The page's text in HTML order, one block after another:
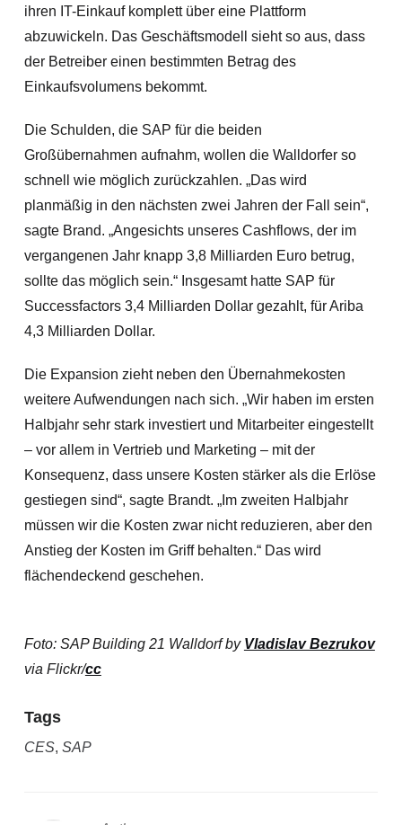
ihren IT-Einkauf komplett über eine Plattform
abzuwickeln. Das Geschäftsmodell sieht so aus, dass
der Betreiber einen bestimmten Betrag des
Einkaufsvolumens bekommt.
Die Schulden, die SAP für die beiden
Großübernahmen aufnahm, wollen die Walldorfer so
schnell wie möglich zurückzahlen. „Das wird
planmäßig in den nächsten zwei Jahren der Fall sein“,
sagte Brand. „Angesichts unseres Cashflows, der im
vergangenen Jahr knapp 3,8 Milliarden Euro betrug,
sollte das möglich sein.“ Insgesamt hatte SAP für
Successfactors 3,4 Milliarden Dollar gezahlt, für Ariba
4,3 Milliarden Dollar.
Die Expansion zieht neben den Übernahmekosten
weitere Aufwendungen nach sich. „Wir haben im ersten
Halbjahr sehr stark investiert und Mitarbeiter eingestellt
– vor allem in Vertrieb und Marketing – mit der
Konsequenz, dass unsere Kosten stärker als die Erlöse
gestiegen sind“, sagte Brandt. „Im zweiten Halbjahr
müssen wir die Kosten zwar nicht reduzieren, aber den
Anstieg der Kosten im Griff behalten.“ Das wird
flächendeckend geschehen.
Foto: SAP Building 21 Walldorf by Vladislav Bezrukov
via Flickr/cc
Tags
CES, SAP